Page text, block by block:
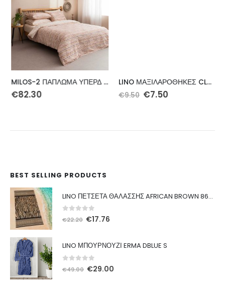
MILOS-2 ΠΑΠΛΩΜΑ ΥΠΕΡΔ 220Χ230
€82.30
LINO ΜΑΞΙΛΑΡΟΘΗΚΕΣ CLARO MAUVE 50X70
€9.50 Original
€7.50Η
BEST SELLING PRODUCTS
LINO ΠΕΤΣΕΤΑ ΘΑΛΑΣΣΗΣ AFRICAN BROWN 86X160
out of 5
€22.20 Original
€17.76
LINO ΜΠΟΥΡΝΟΥΖΙ ERMA DBLUE S
out of 5
€49.00 Original
€29.00